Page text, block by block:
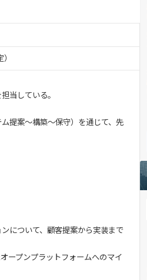
当している。
提案～構築～保守）を通じて、先
について、顧客提案から実装まで
ープンプラットフォームへのマイ